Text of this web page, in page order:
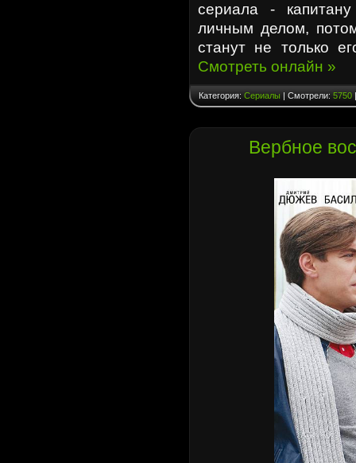
сериала -
личным делом,
станут не только
Смотреть онлайн »
Категория: Сериалы | Смотрели: 5750
Вербное